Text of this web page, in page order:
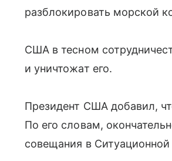
разблокировать морской
США в тесном
и уничтожат его.
Президент США добавил,
По его словам,
совещания в Ситуационной